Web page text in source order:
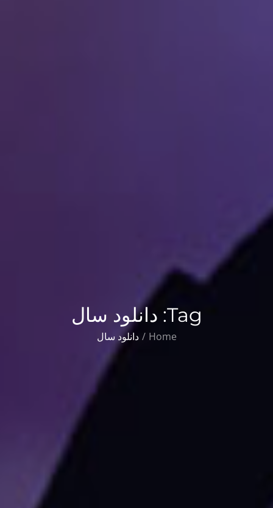
Tag: دانلود سال
Home دانلود سال